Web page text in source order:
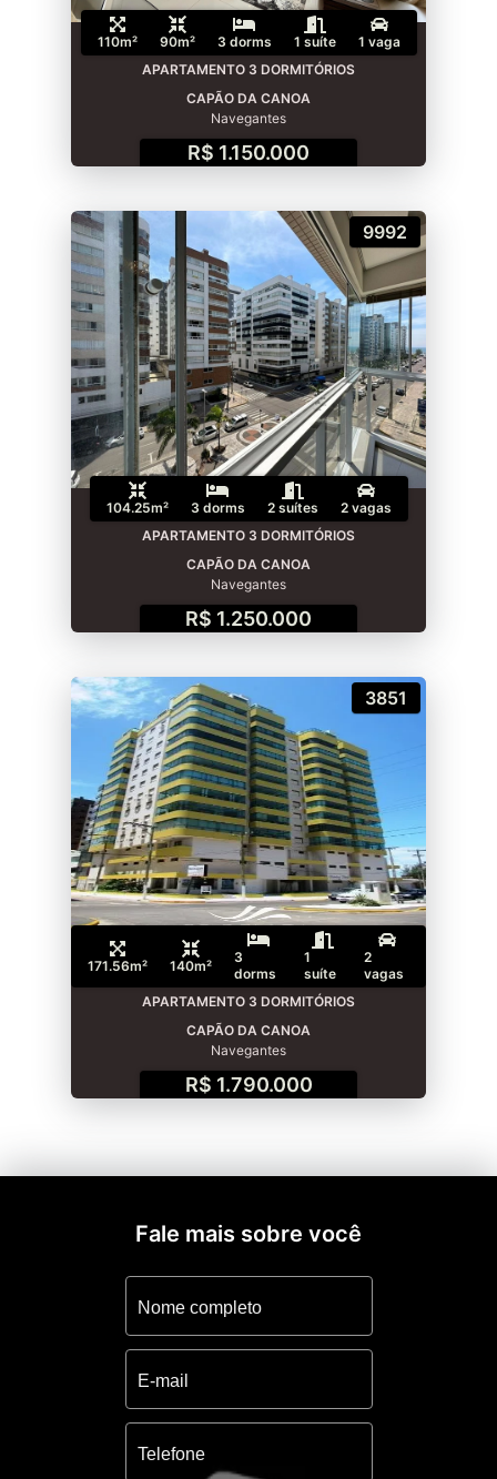
110m² 90m² 3 dorms 1 suíte
1 vaga
APARTAMENTO 3 DORMITÓRIOS
CAPÃO DA CANOA
Navegantes
R$ 1.150.000
9992
104.25m² 3 dorms 2 suítes
2 vagas
APARTAMENTO 3 DORMITÓRIOS
CAPÃO DA CANOA
Navegantes
R$ 1.250.000
3851
171.56m² 140m²
3
dorms
1
suíte
2
vagas
APARTAMENTO 3 DORMITÓRIOS
CAPÃO DA CANOA
Navegantes
R$ 1.790.000
Fale mais sobre você